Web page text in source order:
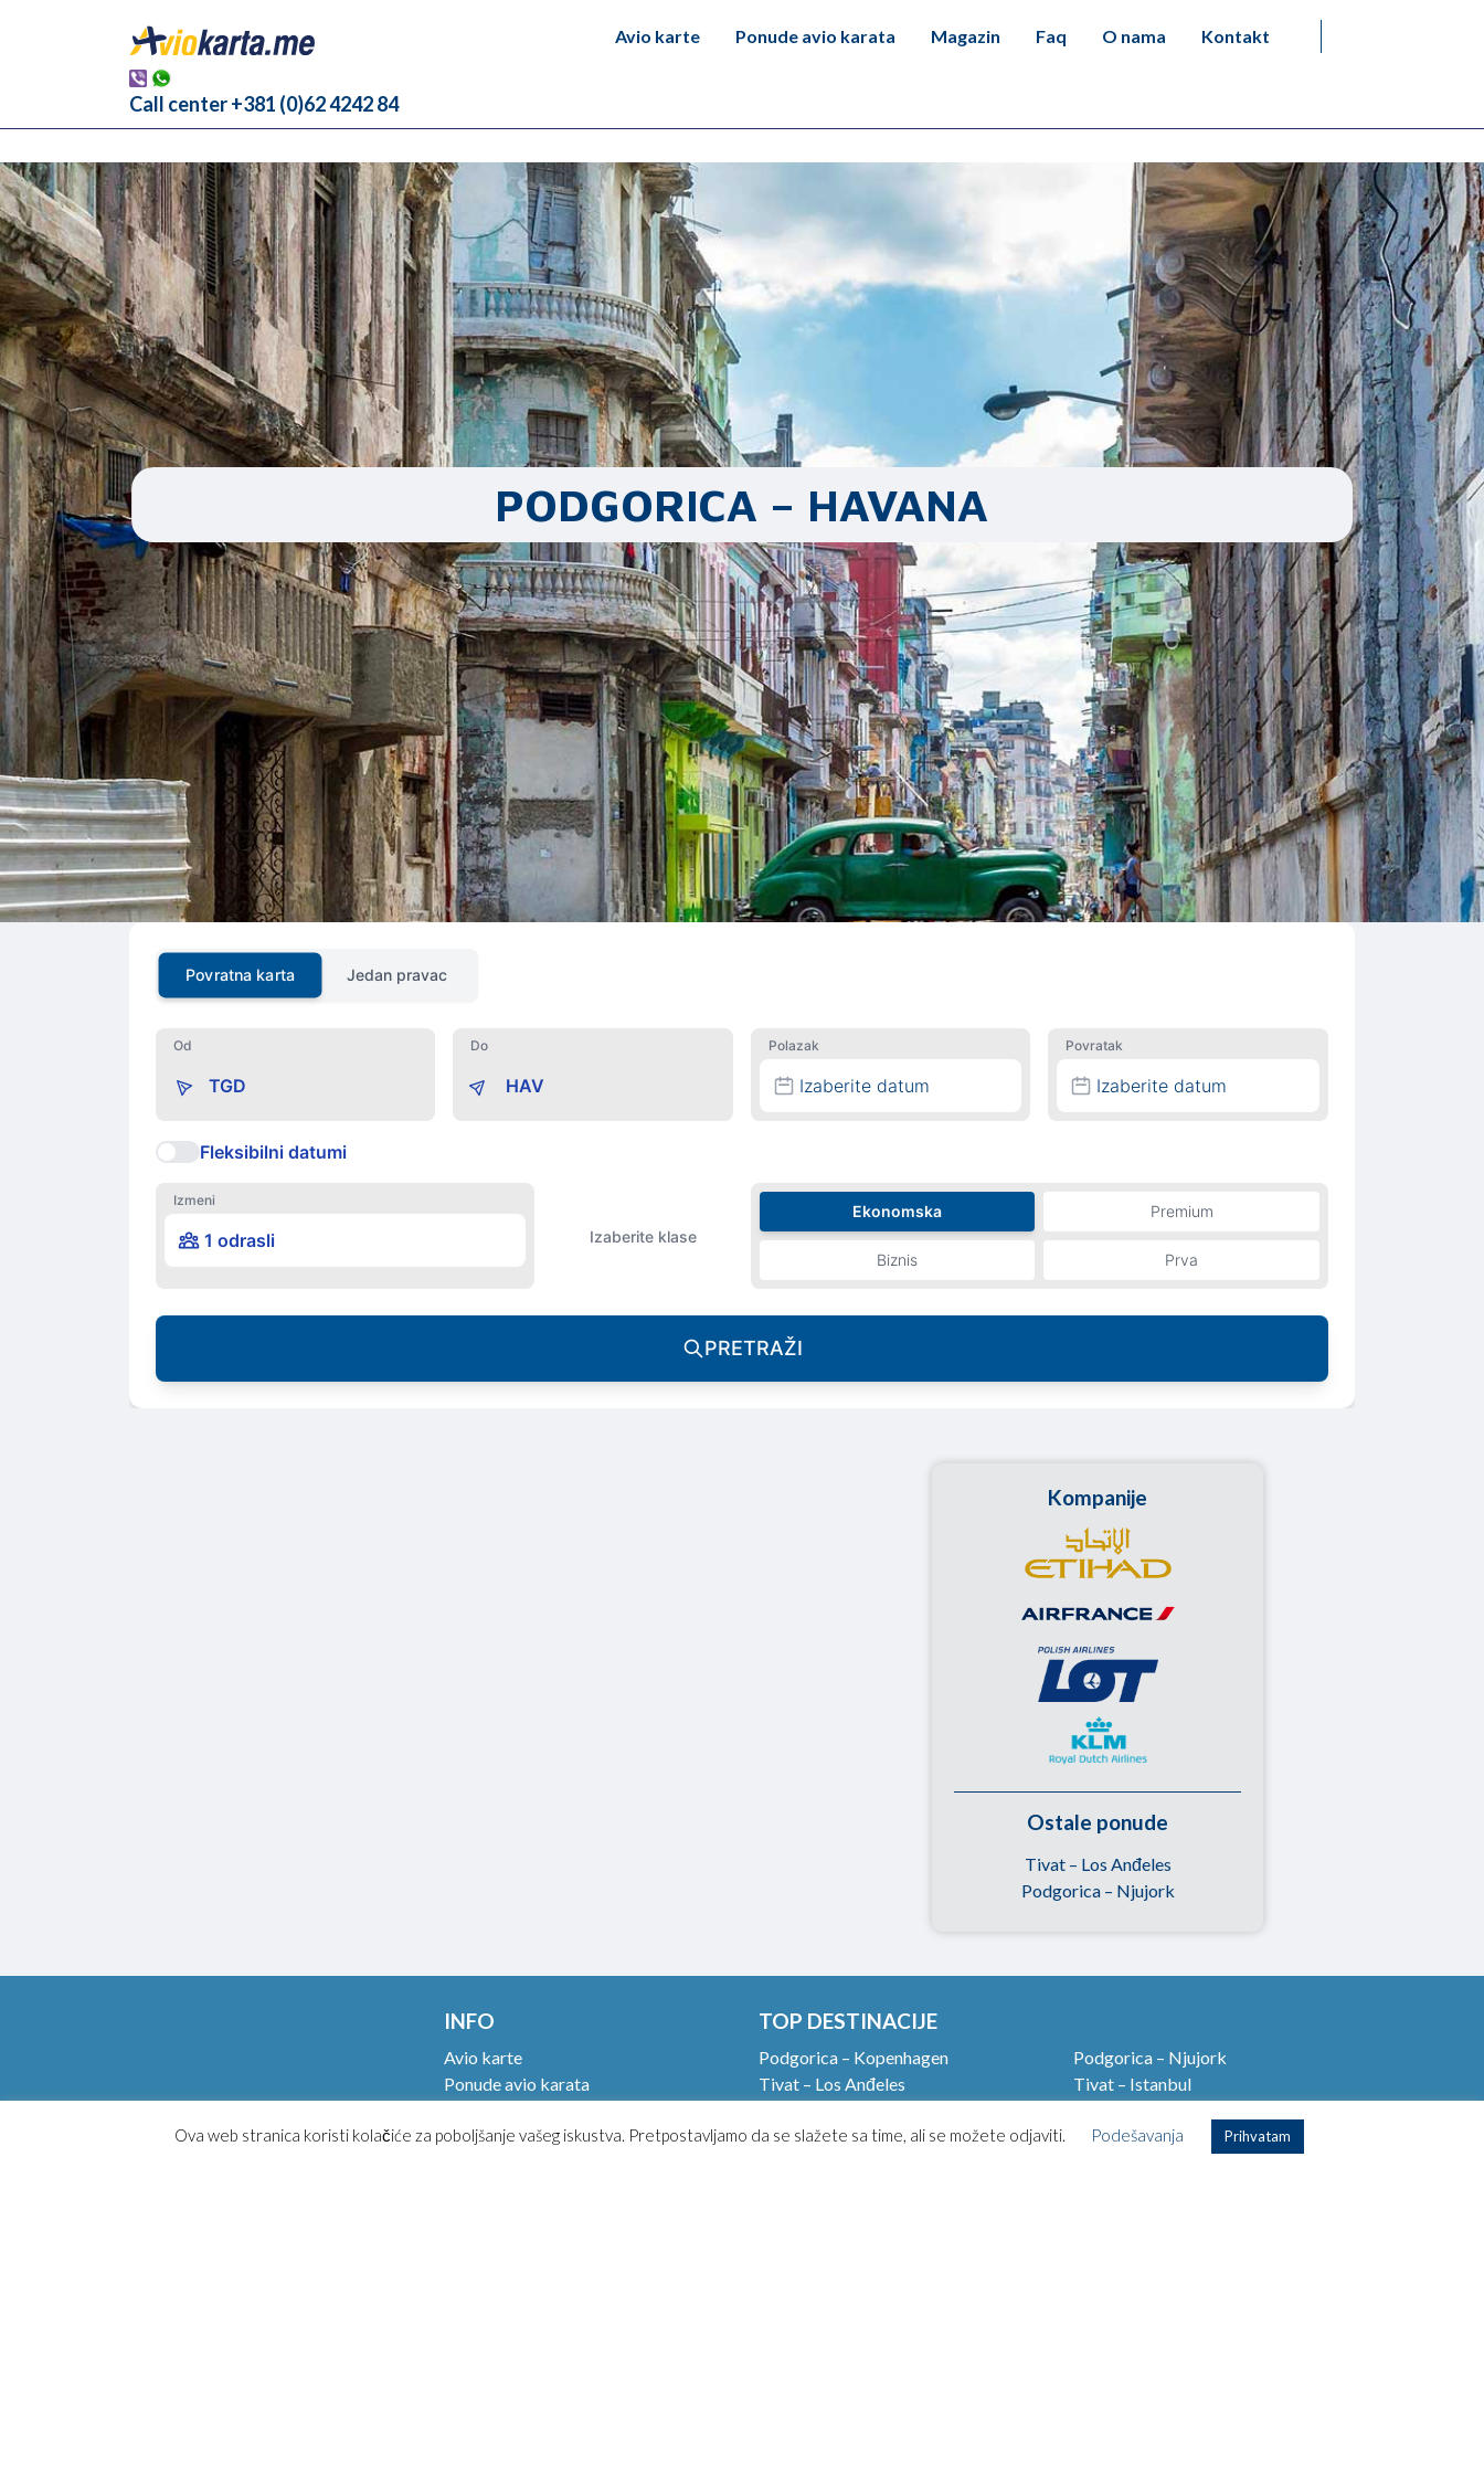
Avio karte
Ponude avio karata Magazin Faq O nama Kontakt
Call center +381 (0)62 4242 84
PODGORICA – HAVANA
Povratna karta Jedan pravac
Od Do Polazak
Izaberite datum
Povratak
Izaberite datum
Fleksibilni datumi
Izmeni
1 odrasli Izaberite klase
Ekonomska Premium
Biznis Prva
PRETRAŽI
Kompanije
Ostale ponude
Tivat – Los Anđeles
Podgorica – Njujork
INFO
Avio karte
Ponude avio karata
Online check in!
TOP DESTINACIJE
Podgorica – Kopenhagen
Tivat – Los Anđeles
Tivat – Rim
Podgorica – Njujork
Tivat – Istanbul
Podgorica – Lisabon
Ova web stranica koristi kolačiće za poboljšanje vašeg iskustva. Pretpostavljamo da se slažete sa time, ali se možete odjaviti. Podešavanja Prihvatam